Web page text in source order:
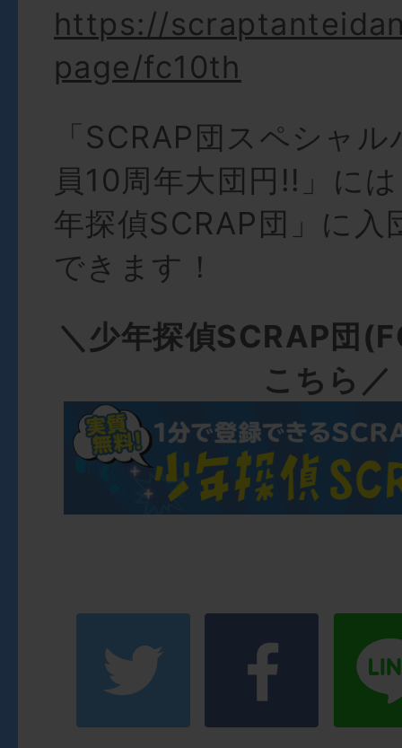
https://
page/fc10th
「SCRAP団スペシャ
員10周年大団円!!」に
年探偵SCRAP団」に入
できます！
＼少年探偵SCRAP団
こちら／